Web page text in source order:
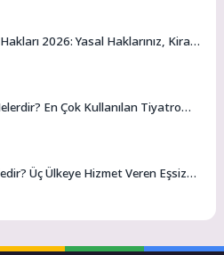
2026: Yasal Haklarınız, Kira
Gerekenler
En Çok Kullanılan Tiyatro
Üç Ülkeye Hizmet Veren Eşsiz